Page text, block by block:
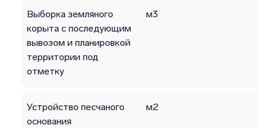
Выборка земляного
корыта с последующим
вывозом и планировкой
территории под
отметку
м3
Устройство песчаного
основания
м2